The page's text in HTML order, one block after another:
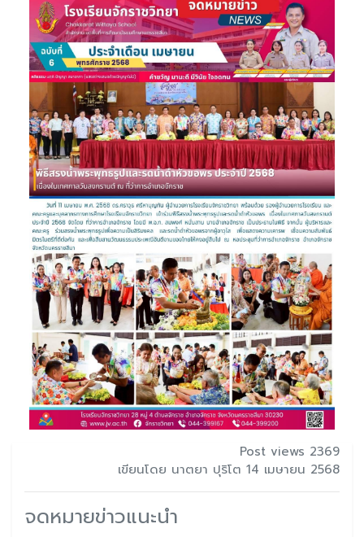
Post views 2369
เขียนโดย นาตยา ปุริโต 14 เมษายน 2568
จดหมายข่าวแนะนำ